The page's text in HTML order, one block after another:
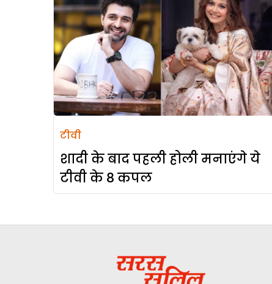
टीवी
शादी के बाद पहली होली मनाएंगे ये
टीवी के 8 कपल